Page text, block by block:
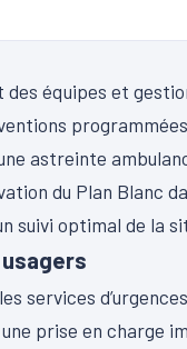
des équipes et
astreinte
du Plan Blanc
suivi optimal de la
services
prise en charge